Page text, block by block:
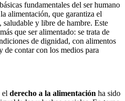
fundamentales del ser humano
alimentación, que garantiza el
saludable y libre de hambre. Este
que ser alimentado: se trata de
de dignidad, con alimentos
de contar con los medios para
el derecho a la alimentación ha sido